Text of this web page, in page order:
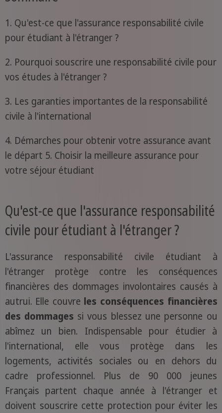
1. Qu'est-ce que l'assurance responsabilité civile
pour étudiant à l'étranger ?
2. Pourquoi souscrire une responsabilité civile pour
vos études à l'étranger ?
3. Les garanties importantes de la responsabilité
civile à l'international
4. Démarches pour obtenir votre assurance avant
le départ 5. Choisir la meilleure assurance pour
votre séjour étudiant
Qu'est-ce que l'assurance responsabilité
civile pour étudiant à l'étranger ?
L'assurance responsabilité civile étudiant à
l'étranger protège contre les conséquences
financières des dommages involontaires causés à
autrui. Elle couvre les conséquences financières
des dommages si vous blessez une personne ou
abîmez un bien. Indispensable pour étudier à
l'international, elle vous protège dans les
logements, activités sociales ou en dehors du
cadre professionnel. Plus de 90 000 jeunes
Français partent chaque année à l'étranger et
doivent souscrire cette protection pour éviter les